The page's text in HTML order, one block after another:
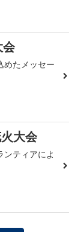
会
めたメッセー
大会
ンティアによ